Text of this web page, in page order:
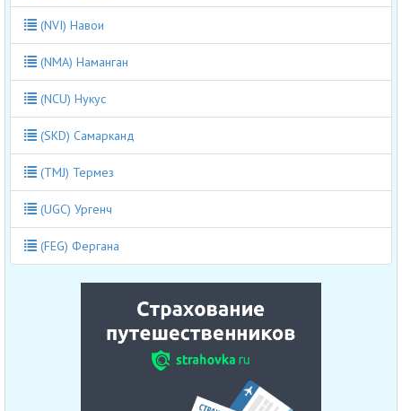
(NVI) Навои
(NMA) Наманган
(NCU) Нукус
(SKD) Самарканд
(TMJ) Термез
(UGC) Ургенч
(FEG) Фергана